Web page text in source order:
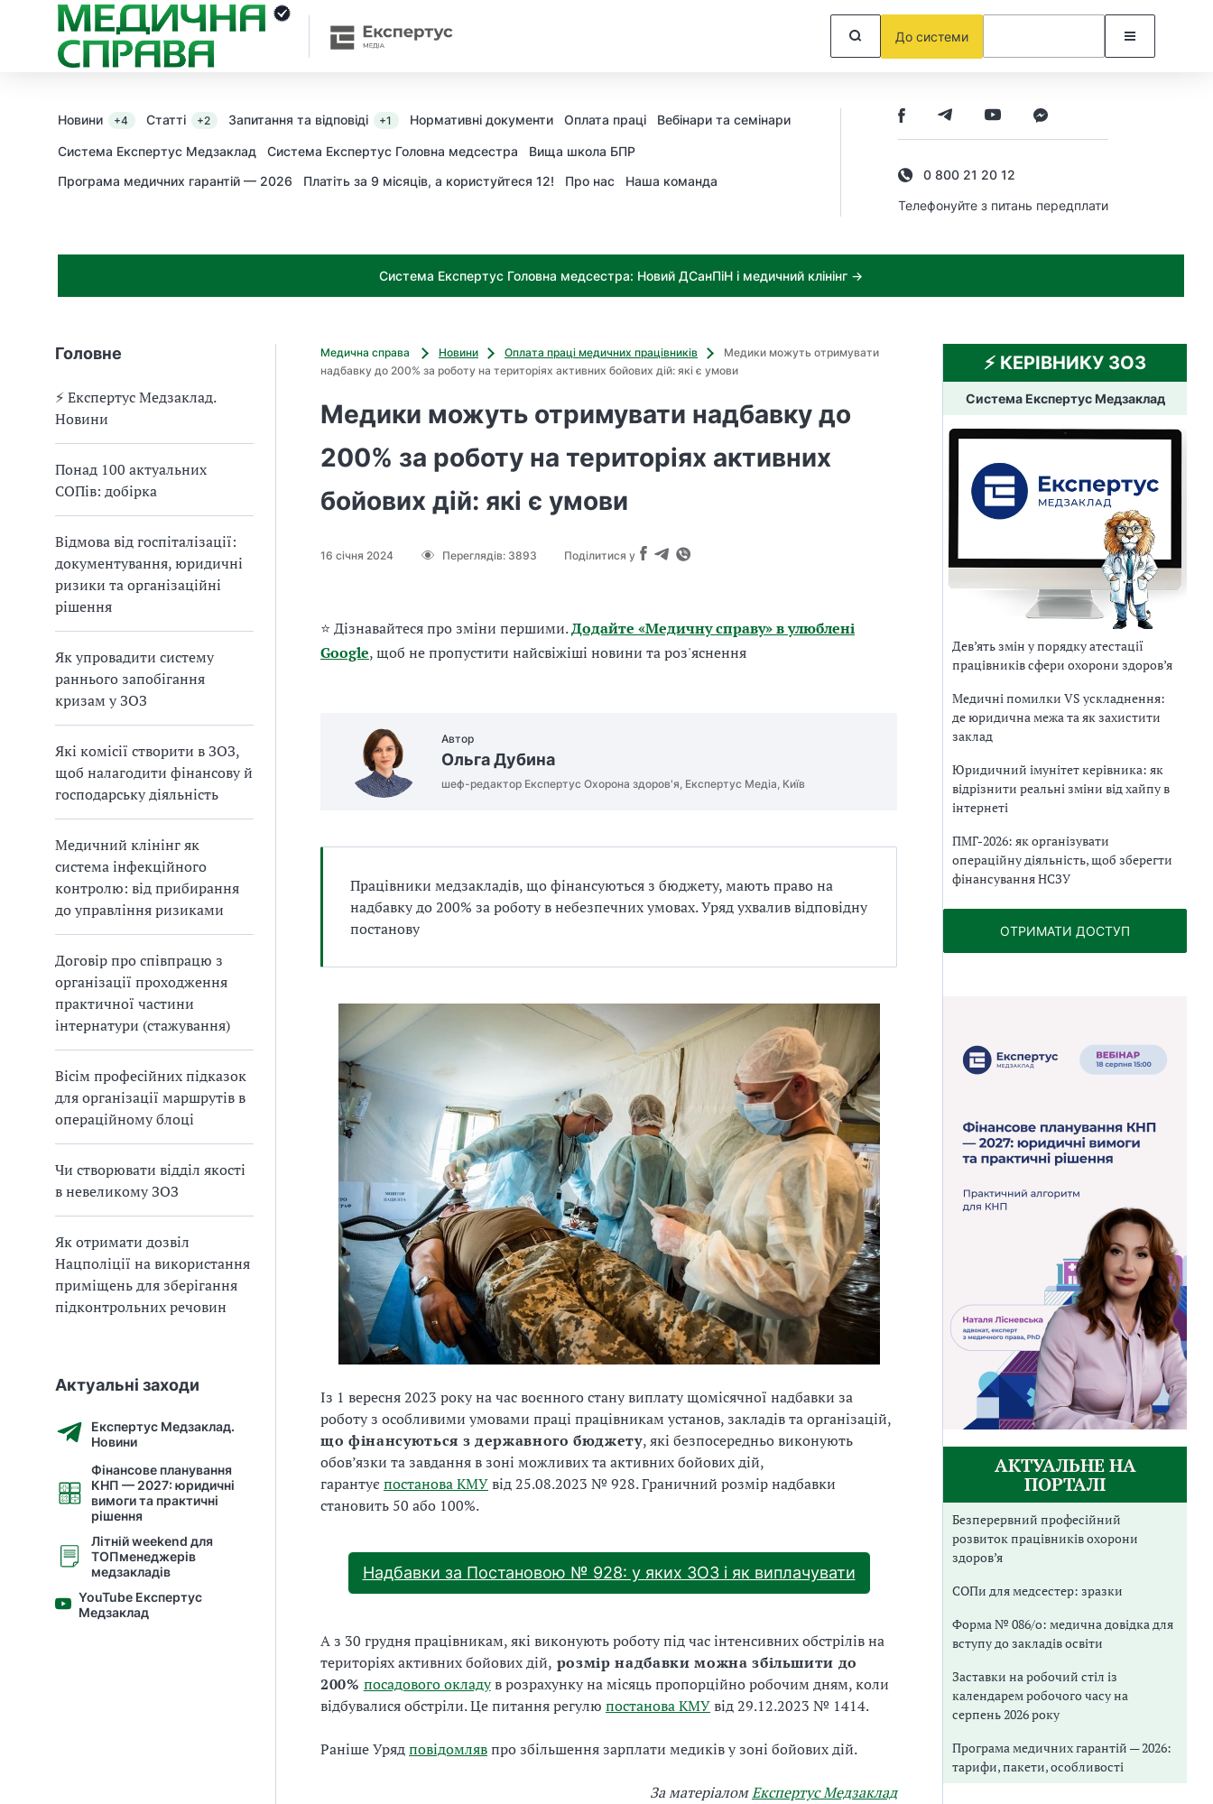
До системи
Новини +4 Статті +2 Запитання та відповіді +1 Нормативні документи Оплата праці Вебінари та семінари
Система Експертус Медзаклад Система Експертус Головна медсестра
Вища школа БПР
Програма медичних гарантій — 2026
Платіть за 9 місяців, а користуйтеся 12! Про нас Наша команда
0 800 21 20 12
Телефонуйте з питань передплати
Система Експертус Головна медсестра: Новий ДСанПіН і медичний клінінг →
Головне
⚡️ Експертус Медзаклад.
Новини
Понад 100 актуальних
СОПів: добірка
Відмова від госпіталізації:
документування, юридичні
ризики та організаційні
рішення
Як упровадити систему
раннього запобігання
кризам у ЗОЗ
Які комісії створити в ЗОЗ,
щоб налагодити фінансову й
господарську діяльність
Медичний клінінг як
система інфекційного
контролю: від прибирання
до управління ризиками
Договір про співпрацю з
організації проходження
практичної частини
інтернатури (стажування)
Вісім професійних підказок
для організації маршрутів в
операційному блоці
Чи створювати відділ якості
в невеликому ЗОЗ
Як отримати дозвіл
Нацполіції на використання
приміщень для зберігання
підконтрольних речовин
Актуальні заходи
Експертус Медзаклад.
Новини
Фінансове планування
КНП — 2027: юридичні
вимоги та практичні
рішення
Літній weekend для
ТОПменеджерів
медзакладів
YouTube Експертус
Медзаклад
Медична справа Новини Оплата праці медичних працівників
Медики можуть отримувати
надбавку до 200% за роботу на територіях активних бойових дій: які є умови
Медики можуть отримувати надбавку до
200% за роботу на територіях активних
бойових дій: які є умови
16 січня 2024 Переглядів: 3893 Поділитися у
⭐ Дізнавайтеся про зміни першими.Додайте «Медичну справу» в улюблені
Google, щоб не пропустити найсвіжіші новини та роз'яснення
Автор
Ольга Дубина
шеф-редактор Експертус Охорона здоров'я, Експертус Медіа, Київ
Працівники медзакладів, що фінансуються з бюджету, мають право на
надбавку до 200% за роботу в небезпечних умовах. Уряд ухвалив відповідну
постанову
Із 1 вересня 2023 року на час воєнного стану виплату щомісячної надбавки за
роботу з особливими умовами праці працівникам установ, закладів та організацій,
що фінансуються з державного бюджету, які безпосередньо виконують
обов’язки та завдання в зоні можливих та активних бойових дій,
гарантує постанова КМУвід 25.08.2023 № 928. Граничний розмір надбавки
становить 50 або 100%.
Надбавки за Постановою № 928: у яких ЗОЗ і як виплачувати
А з 30 грудня працівникам, які виконують роботу під час інтенсивних обстрілів на
територіях активних бойових дій, розмір надбавки можна збільшити до
200% посадового окладув розрахунку на місяць пропорційно робочим дням, коли
відбувалися обстріли. Це питання регулю постанова КМУвід 29.12.2023 № 1414.
Раніше Урядповідомлявпро збільшення зарплати медиків у зоні бойових дій.
За матеріаломЕкспертус Медзаклад
⚡️ КЕРІВНИКУ ЗОЗ
Система Експертус Медзаклад
Дев’ять змін у порядку атестації
працівників сфери охорони здоров’я
Медичні помилки VS ускладнення:
де юридична межа та як захистити
заклад
Юридичний імунітет керівника: як
відрізнити реальні зміни від хайпу в
інтернеті
ПМГ-2026: як організувати
операційну діяльність, щоб зберегти
фінансування НСЗУ
ОТРИМАТИ ДОСТУП
АКТУАЛЬНЕ НА
ПОРТАЛІ
Безперервний професійний
розвиток працівників охорони
здоров’я
СОПи для медсестер: зразки
Форма № 086/о: медична довідка для
вступу до закладів освіти
Заставки на робочий стіл із
календарем робочого часу на
серпень 2026 року
Програма медичних гарантій — 2026:
тарифи, пакети, особливості